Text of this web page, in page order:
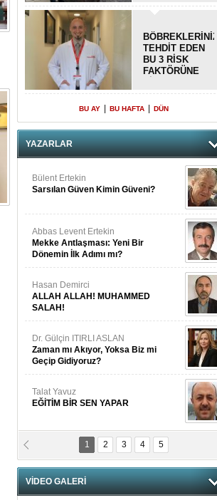
anlamlı ziyaret
BÖBREKLERİNİZİ
TEHDİT EDEN
BU 3 RİSK
FAKTÖRÜNE
BU AY BU HAFTA DÜN
YAZARLAR
Bülent Ertekin
Sarsılan Güven Kimin Güveni?
Abbas Levent Ertekin
Mekke Antlaşması: Yeni Bir
Dönemin İlk Adımı mı?
Hasan Demirci
ALLAH ALLAH! MUHAMMED
SALAH!
Dr. Gülçin ITIRLI ASLAN
Zaman mı Akıyor, Yoksa Biz mi
Geçip Gidiyoruz?
Talat Yavuz
EĞİTİM BİR SEN YAPAR
Sevgi Karaman
NAMUSLU?
1 2 3 4 5
VİDEO GALERİ